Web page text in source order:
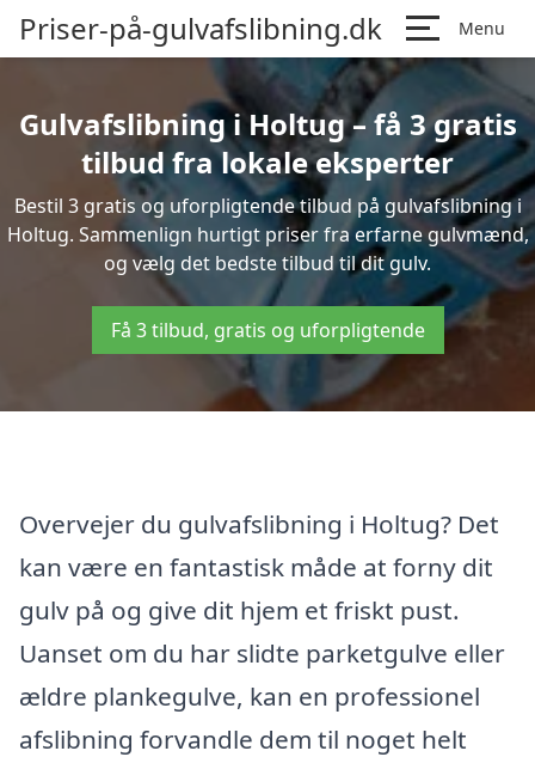
Priser-på-gulvafslibning.dk Menu
Gulvafslibning i Holtug – få 3 gratis
tilbud fra lokale eksperter
Bestil 3 gratis og uforpligtende tilbud på gulvafslibning i
Holtug. Sammenlign hurtigt priser fra erfarne gulvmænd,
og vælg det bedste tilbud til dit gulv.
Få 3 tilbud, gratis og uforpligtende
Overvejer du gulvafslibning i Holtug? Det
kan være en fantastisk måde at forny dit
gulv på og give dit hjem et friskt pust.
Uanset om du har slidte parketgulve eller
ældre plankegulve, kan en professionel
afslibning forvandle dem til noget helt